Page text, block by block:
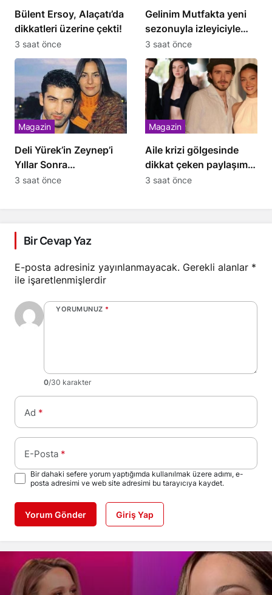
Bülent Ersoy, Alaçatı’da
dikkatleri üzerine çekti!
3 saat önce
Gelinim Mutfakta yeni
sezonuyla izleyiciyle
buluşuyor
3 saat önce
Deli Yürek’in Zeynep’i
Yıllar Sonra
Nişantaşı’nda
Magazin
3 saat önce
Aile krizi gölgesinde
dikkat çeken paylaşım!
Brooklyn Beckham’dan
Magazin
3 saat önce
Bir Cevap Yaz
E-posta adresiniz yayınlanmayacak. Gerekli alanlar *
ile işaretlenmişlerdir
YORUMUNUZ *
0/30 karakter
Ad *
E-Posta *
Bir dahaki sefere yorum yaptığımda kullanılmak üzere adımı, e-
posta adresimi ve web site adresimi bu tarayıcıya kaydet.
Yorum Gönder Giriş Yap